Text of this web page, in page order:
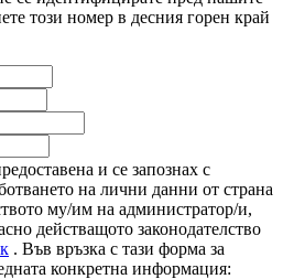
този номер в десния горен край
и се запознах с
на лични данни от страна
му/им на администратор/и,
действащото законодателство
. Във връзка с тази форма за
конкретна информация: